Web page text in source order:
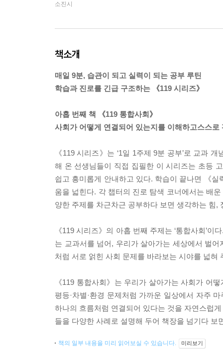
소진시
책소개
매일 9분, 습관이 되고 실력이 되는 공부 루틴
학습과 진로를 긴급 구조하는 《119 시리즈》
아홉 번째 책 《119 통합사회》
사회가 어떻게 연결되어 있는지를 이해하고스스
《119 시리즈》는 ‘1일 1주제 9분 공부’로 교과
해 온 선생님들이 직접 집필한 이 시리즈는 초등
쉽고 흥미롭게 안내하고 있다. 학습이 끝나면 《
움을 넓힌다. 각 챕터의 진로 탐색 코너에서는 배
양한 주제를 차근차근 공부하다 보면 생각하는 힘
《119 시리즈》의 아홉 번째 주제는 ‘통합사회’
는 교과서를 넘어, 우리가 살아가는 세상에서 벌
처럼 서로 얽힌 사회 문제를 바라보는 시야를 넓혀
《119 통합사회》는 우리가 살아가는 사회가 어
평등·차별·환경 문제처럼 가까운 일상에서 자주
하나의 흐름처럼 연결되어 있다는 것을 자연스럽
들을 다양한 사례로 설명해 두어 책장을 넘기다
책의 일부 내용을 미리 읽어보실 수 있습니다. 미리보기